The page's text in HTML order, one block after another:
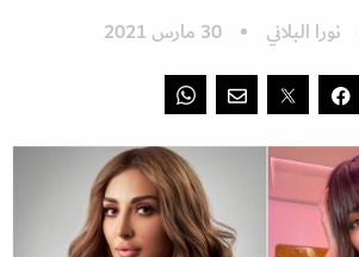
نورا البلاني 30 مارس 2021